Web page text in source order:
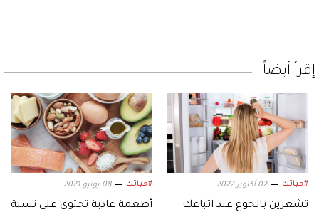
إقرأ أيضاً
#حياتك 02 أكتوبر 2022
تشعرين بالجوع عند اتباعك
#حياتك 08 يونيو 2021
أطعمة عادية تحتوي على نسبة